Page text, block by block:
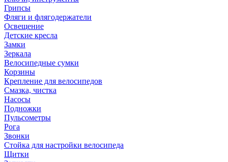
Грипсы
Фляги и флягодержатели
Освещение
Детские кресла
Замки
Зеркала
Велосипедные сумки
Корзины
Крепление для велосипедов
Смазка, чистка
Насосы
Подножки
Пульсометры
Рога
Звонки
Стойка для настройки велосипеда
Щитки